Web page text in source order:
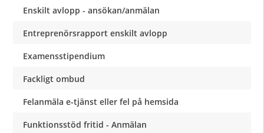
Enskilt avlopp - ansökan/anmälan
Entreprenörsrapport enskilt avlopp
Examensstipendium
Fackligt ombud
Felanmäla e-tjänst eller fel på hemsida
Funktionsstöd fritid - Anmälan